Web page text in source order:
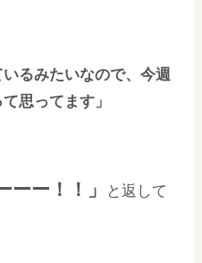
いるみたいなので、今週
思ってます」
ーー！！」
と返して